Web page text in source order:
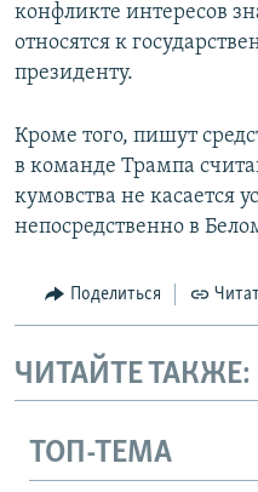
конфликте интересов
относятся к
президенту.
Кроме того, пишут
в команде Трампа
кумовства не касается
непосредственно в
Поделиться
ЧИТАЙТЕ ТАКЖЕ:
ТОП-ТЕМА